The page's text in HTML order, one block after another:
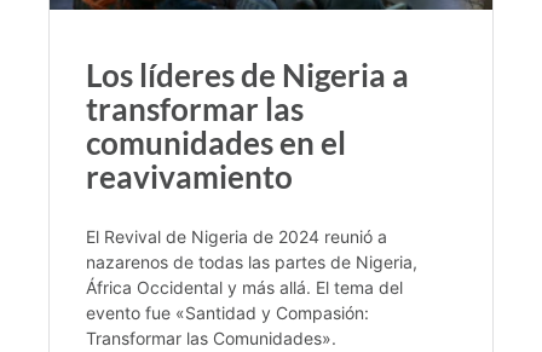
Los líderes de Nigeria a
transformar las
comunidades en el
reavivamiento
El Revival de Nigeria de 2024 reunió a
nazarenos de todas las partes de Nigeria,
África Occidental y más allá. El tema del
evento fue «Santidad y Compasión:
Transformar las Comunidades».